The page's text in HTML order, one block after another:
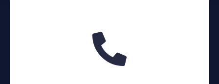
Fale Conosco
(27) 3191-0102